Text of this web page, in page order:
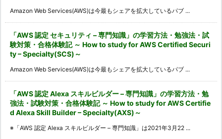
Amazon Web Services(AWS)は今最もシェアを拡大しているパブ ...
「AWS 認定 セキュリティ – 専門知識」の学習方法・勉強法・試
験対策・合格体験記 ～ How to study for AWS Certified Securi
ty – Specialty(SCS)～
Amazon Web Services(AWS)は今最もシェアを拡大しているパブ ...
「AWS 認定 Alexa スキルビルダー – 専門知識」の学習方法・勉
強法・試験対策・合格体験記 ～ How to study for AWS Certifie
d Alexa Skill Builder – Specialty(AXS)～
※「AWS 認定 Alexa スキルビルダー – 専門知識」は2021年3月22 ...